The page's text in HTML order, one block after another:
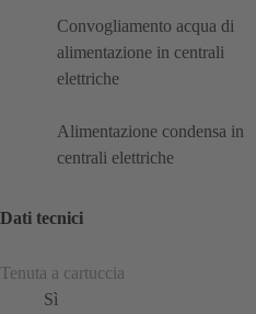
Convogliamento acqua di
alimentazione in centrali
elettriche
Alimentazione condensa in
centrali elettriche
Dati tecnici
Tenuta a cartuccia
Sì